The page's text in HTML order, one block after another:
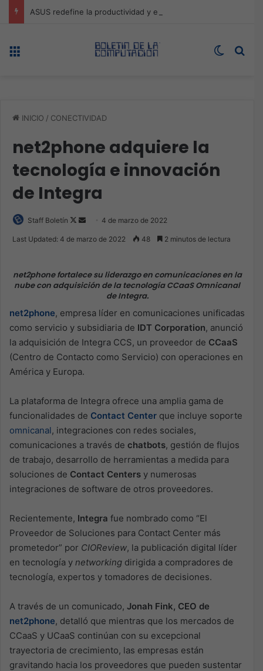
Switch
INICIO / CONECTIVIDAD
net2phone adquiere la
tecnología e innovación
de Integra
Staff Boletín
Follow
Send 4 de marzo de 2022
Last Updated: 4 de marzo de 2022 48 2 minutos de lectura
net2phone fortalece su liderazgo en comunicaciones en la
nube con adquisición de la tecnología CCaaS Omnicanal
de Integra.
net2phone, empresa líder en comunicaciones unificadas
como servicio y subsidiaria de IDT Corporation, anunció
la adquisición de Integra CCS, un proveedor de CCaaS
(Centro de Contacto como Servicio) con operaciones en
América y Europa.
La plataforma de Integra ofrece una amplia gama de
funcionalidades de Contact Center que incluye soporte
omnicanal, integraciones con redes sociales,
comunicaciones a través de chatbots, gestión de flujos
de trabajo, desarrollo de herramientas a medida para
soluciones de Contact Centers y numerosas
integraciones de software de otros proveedores.
Recientemente, Integra fue nombrado como “El
Proveedor de Soluciones para Contact Center más
prometedor” por CIOReview, la publicación digital líder
en tecnología y networking dirigida a compradores de
tecnología, expertos y tomadores de decisiones.
A través de un comunicado, Jonah Fink, CEO de
net2phone, detalló que mientras que los mercados de
CCaaS y UCaaS continúan con su excepcional
trayectoria de crecimiento, las empresas están
gravitando hacia los proveedores que pueden sustentar